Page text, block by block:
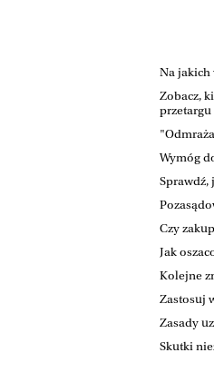
Na jakich
Zobacz,
przetargu
Wymóg
Sprawdź,
Czy
Jak
Kolejne
Zastosuj
Zasady
Skutki